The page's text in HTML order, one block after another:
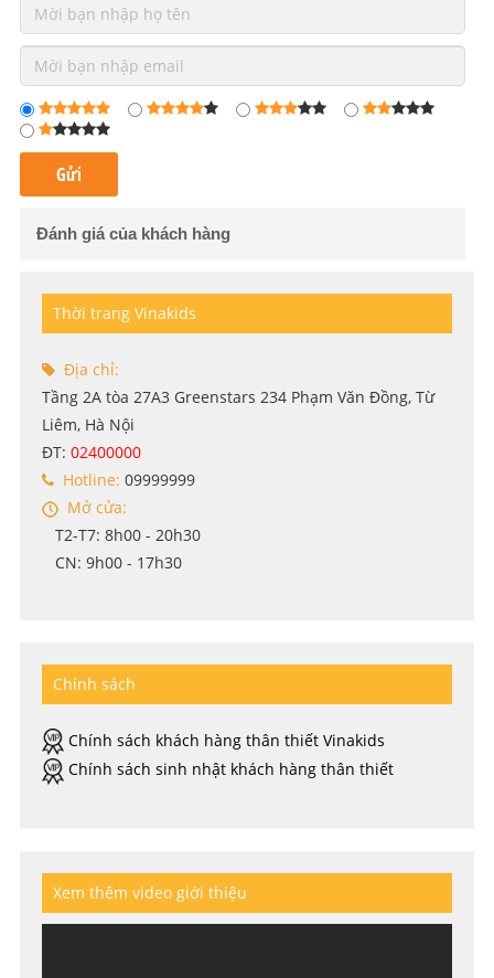
Đánh giá của khách hàng
Thời trang Vinakids
Địa chỉ:
Tầng 2A tòa 27A3 Greenstars 234 Phạm Văn Đồng, Từ
Liêm, Hà Nội
ĐT: 02400000
Hotline: 09999999
Mở cửa:
T2-T7: 8h00 - 20h30
CN: 9h00 - 17h30
Chính sách
Chính sách khách hàng thân thiết Vinakids
Chính sách sinh nhật khách hàng thân thiết
Xem thêm video giới thiệu